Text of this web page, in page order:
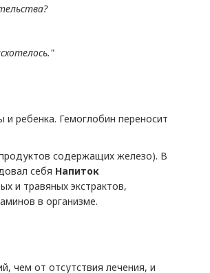
ребенка. Гемоглобин переносит
содержащих железо). В
себя Напиток
и травяных экстрактов,
в организме.
чем от отсутствия лечения, и